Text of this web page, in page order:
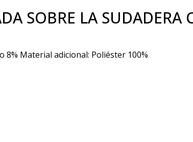
SOBRE LA SUDADERA
8% Material adicional: Poliéster 100%